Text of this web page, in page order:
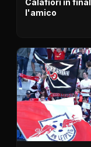
Calafiori in
l'amico